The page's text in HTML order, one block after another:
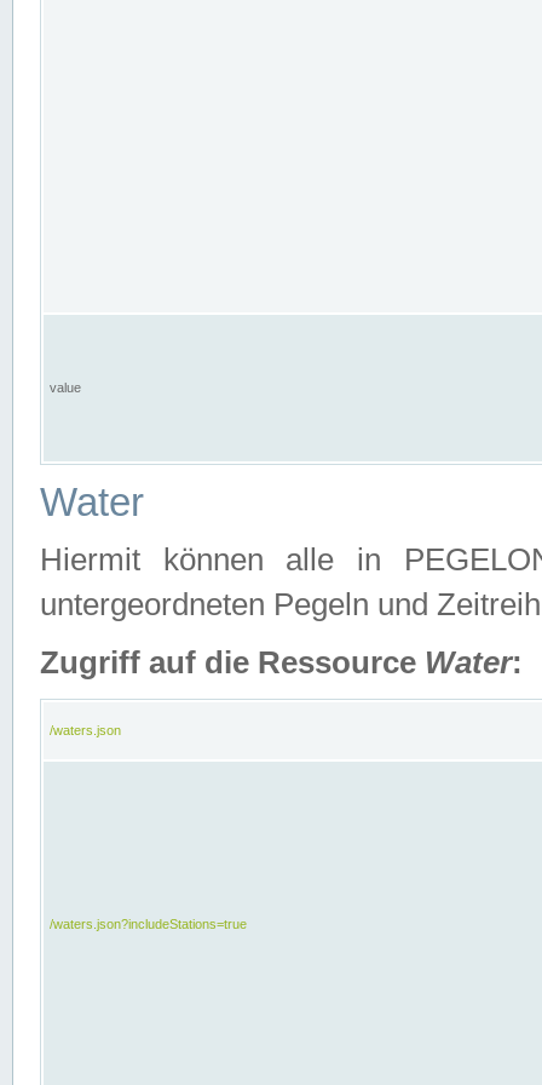
value
Water
Hiermit können alle in
untergeordneten Pegeln und
Zugriff auf die Ressource Water:
/waters.json
/waters.json?includeStations=true